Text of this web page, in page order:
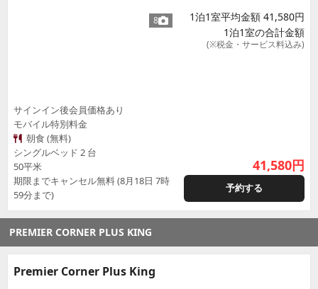
8
サインイン後会員価格あり
モバイル特別料金
朝食 (無料)
シングルベッド 2 台
50平米
期限までキャンセル無料 (8月18日 7時
59分まで)
1泊1室平均金額 41,580円
1泊1室の合計金額
(※税金・サービス料込み)
41,580円
予約する
PREMIER CORNER PLUS KING
Premier Corner Plus King